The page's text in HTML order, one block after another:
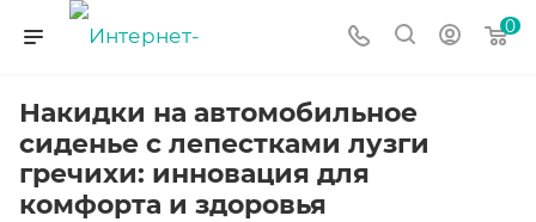
0
Накидки на автомобильное
сиденье с лепестками лузги
гречихи: инновация для
комфорта и здоровья